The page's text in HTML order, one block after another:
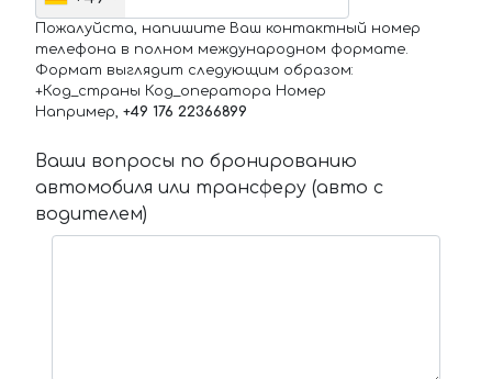
Пожалуйста, напишите Ваш контактный номер
телефона в полном международном формате.
Формат выглядит следующим образом:
+Код_страны Код_оператора Номер
Например, +49 176 22366899
Ваши вопросы по бронированию
автомобиля или трансферу (авто с
водителем)